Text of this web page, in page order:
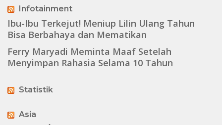
Infotainment
Ibu-Ibu Terkejut! Meniup Lilin Ulang Tahun
Bisa Berbahaya dan Mematikan
Ferry Maryadi Meminta Maaf Setelah
Menyimpan Rahasia Selama 10 Tahun
Statistik
Asia